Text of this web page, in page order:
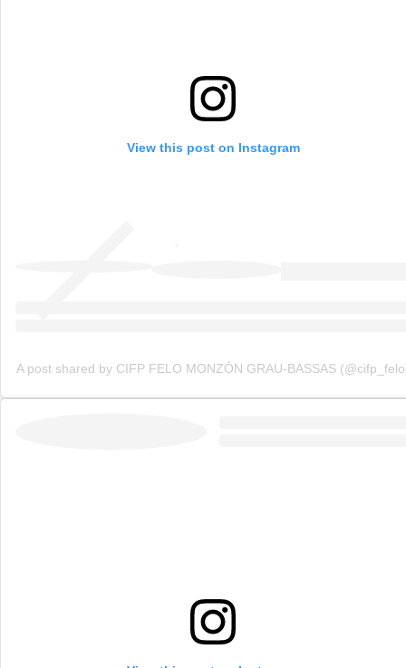
View this post on Instagram
A post shared by CIFP FELO MONZÓN GRAU-BASSAS